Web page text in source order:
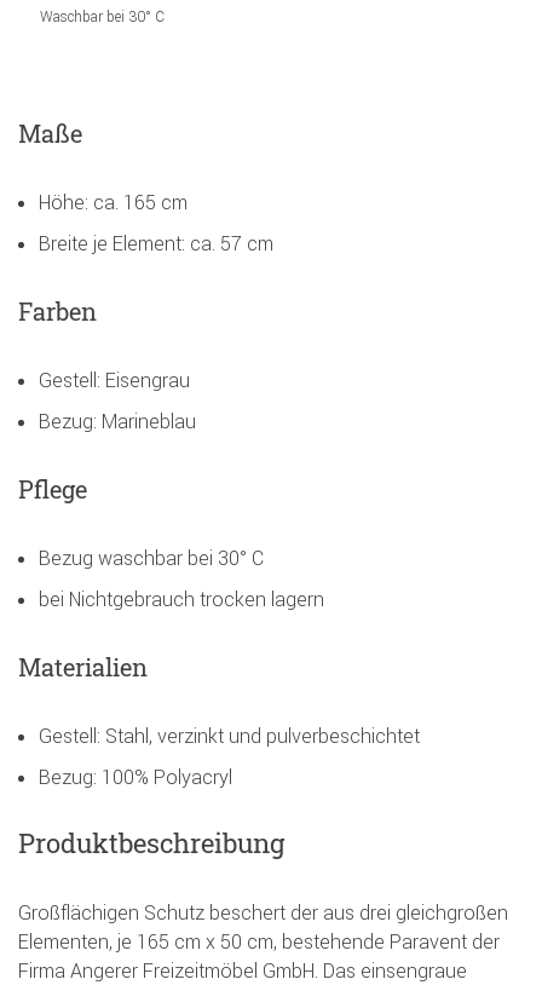
Waschbar bei 30° C
Maße
Höhe: ca. 165 cm
Breite je Element: ca. 57 cm
Farben
Gestell: Eisengrau
Bezug: Marineblau
Pflege
Bezug waschbar bei 30° C
bei Nichtgebrauch trocken lagern
Materialien
Gestell: Stahl, verzinkt und pulverbeschichtet
Bezug: 100% Polyacryl
Produktbeschreibung
Großflächigen Schutz beschert der aus drei gleichgroßen
Elementen, je 165 cm x 50 cm, bestehende Paravent der
Firma Angerer Freizeitmöbel GmbH. Das einsengraue